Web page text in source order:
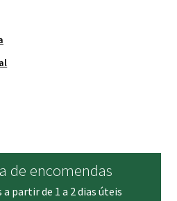
de encomendas
partir de 1 a 2 dias úteis